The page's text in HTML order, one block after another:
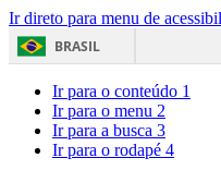
Ir direto para menu de
BRASIL
Ir para o conteúdo 1
Ir para o menu 2
Ir para a busca 3
Ir para o rodapé 4